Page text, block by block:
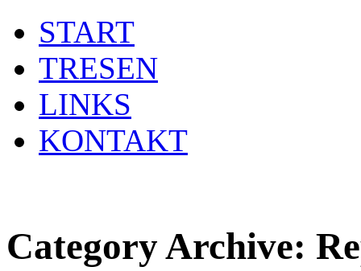
START
TRESEN
LINKS
KONTAKT
Category Archive: